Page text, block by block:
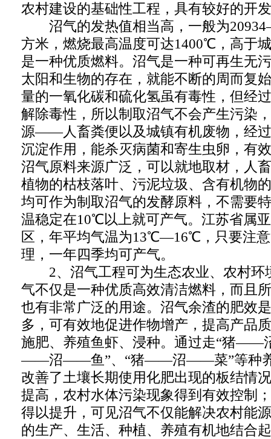
农村建设的基础性工程，具有较好的开
沼气的发热值相当高，一般为
方米，燃烧最高温度可达1400℃，高于
是一种优质燃料。沼气是一种可再生无
太阳和生物的存在，就能不断的周而复
量的一氧化碳和硫化氢虽有毒性，但经
解除毒性，所以制取沼气不会产生污染
源——人畜粪便以及城镇有机废物，经
沉淀作用，能杀灭病菌和寄生虫卵，有
沼气原料来源广泛，可以就地取材，人
植物的枯枝落叶、污泥垃圾、含有机物
均可作为制取沼气的发酵原料，不需要
温稳定在10℃以上就可产气。江苏省属
区，年平均气温为13℃—16℃，只要注
理，一年四季均可产气。
2、沼气工程可为生态农业、农村环
气不仅是一种优质高效清洁燃料，而且
也有非常广泛的用途。沼气余渣的肥效
多，可有效地促进作物增产，提高产品
施肥、养殖鱼虾、浸种。通过走“猪
——沼——鱼”、“猪——沼——菜”等种养
改善了土壤长期使用化肥出现的板结情
提高，农村水体污染现象得到有效控制
得以提升，可见沼气不仅能解决农村能
的生产、生活、种植、养殖有机地结合